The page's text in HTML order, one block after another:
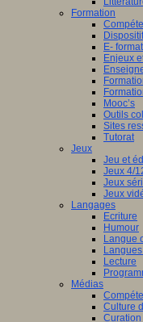
Formation
E-
Enjeux
Mooc’s
Outils
Sites
Tutorat
Jeux
Jeu et
Jeux 4/
Jeux
Jeux
Langages
Ecriture
Humour
Langue
Lecture
Médias
Culture
Curation